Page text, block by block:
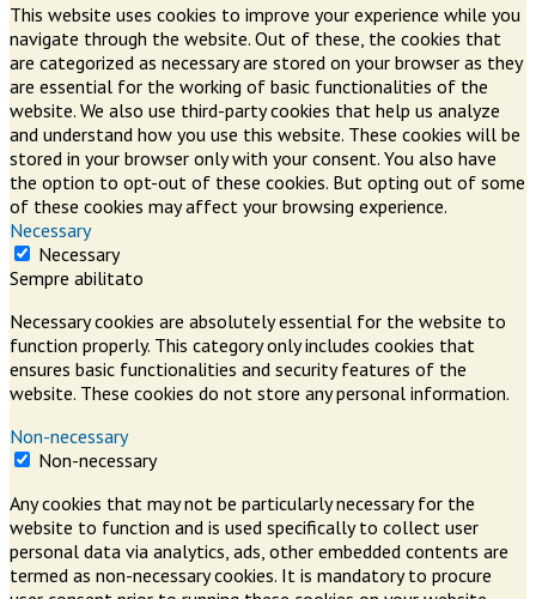
This website uses cookies to improve your experience while you
navigate through the website. Out of these, the cookies that
are categorized as necessary are stored on your browser as they
are essential for the working of basic functionalities of the
website. We also use third-party cookies that help us analyze
and understand how you use this website. These cookies will be
stored in your browser only with your consent. You also have
the option to opt-out of these cookies. But opting out of some
of these cookies may affect your browsing experience.
Necessary
Necessary
Sempre abilitato
Necessary cookies are absolutely essential for the website to
function properly. This category only includes cookies that
ensures basic functionalities and security features of the
website. These cookies do not store any personal information.
Non-necessary
Non-necessary
Any cookies that may not be particularly necessary for the
website to function and is used specifically to collect user
personal data via analytics, ads, other embedded contents are
termed as non-necessary cookies. It is mandatory to procure